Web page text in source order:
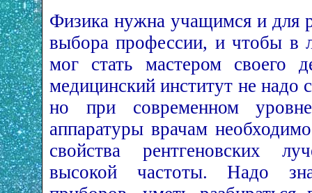
Физика нужна учащимся и для
выбора профессии, и чтобы в
мог стать мастером своего
медицинский институт не надо
но при современном
аппаратуры врачам
свойства рентгеновских
высокой частоты. Надо